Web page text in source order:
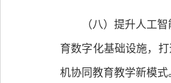
（八）提升人工智能
育数字化基础设施，
机协同教育教学新模